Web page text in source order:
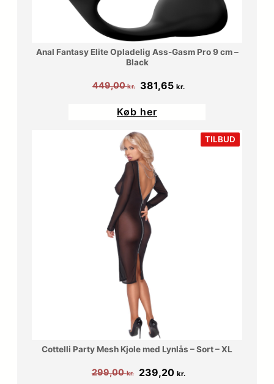
Anal Fantasy Elite Opladelig Ass-Gasm Pro 9 cm –
Black
449,00kr.
Den
pris
var:
449,00 kr..
381,65 kr.
381,65 kr..
Køb her
TILBUD
PÅ
Cottelli Party Mesh Kjole med Lynlås – Sort – XL
299,00kr.
Den
239,20 kr.